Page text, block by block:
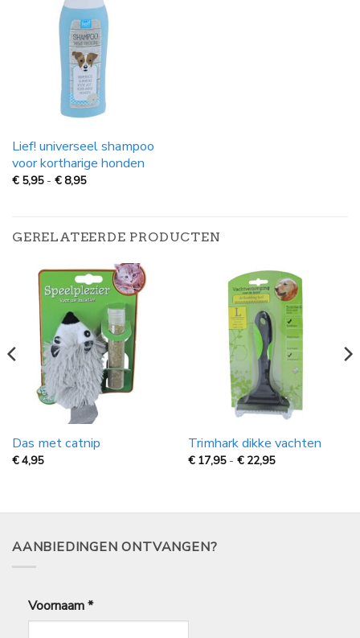
Lief! universeel shampoo
voor kortharige honden
€ 5,95 - €8,95Prijsklasse:
8,95
GERELATEERDE PRODUCTEN
Das met catnip
€4,95
Trimhark dikke vachten
€ 17,95 - € 22,95Prijsklasse:
22,95
AANBIEDINGEN ONTVANGEN?
Voornaam*